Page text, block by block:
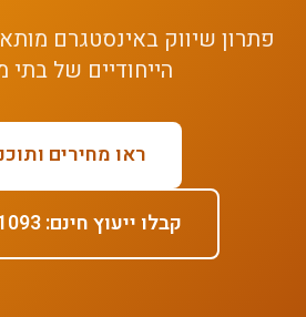
פתרון שיווק באינסטגרם
הייחודיים של בתי
ראו מחירים
קבלו ייעוץ חינם: 03-3761093